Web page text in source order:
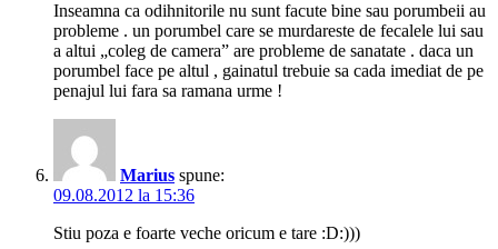
Inseamna ca odihnitorile nu sunt facute bine sau porumbeii au
probleme . un porumbel care se murdareste de fecalele lui sau
a altui „coleg de camera” are probleme de sanatate . daca un
porumbel face pe altul , gainatul trebuie sa cada imediat de pe
penajul lui fara sa ramana urme !
Marius spune:
09.08.2012 la 15:36
Stiu poza e foarte veche oricum e tare :D:)))